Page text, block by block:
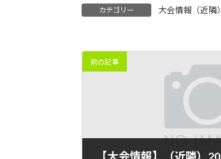
カテゴリー 大会情報（近隣）
前の記事